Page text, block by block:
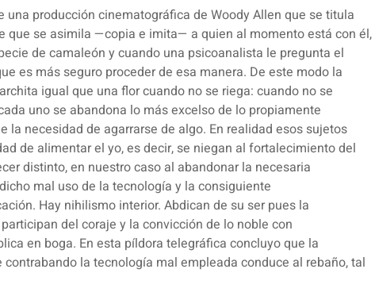
una producción cinematográfica de Woody Allen que se titula
que se asimila —copia e imita— a quien al momento está con él,
de camaleón y cuando una psicoanalista le pregunta el
es más seguro proceder de esa manera. De este modo la
igual que una flor cuando no se riega: cuando no se
uno se abandona lo más excelso de lo propiamente
la necesidad de agarrarse de algo. En realidad esos sujetos
de alimentar el yo, es decir, se niegan al fortalecimiento del
distinto, en nuestro caso al abandonar la necesaria
mal uso de la tecnología y la consiguiente
Hay nihilismo interior. Abdican de su ser pues la
del coraje y la convicción de lo noble con
en boga. En esta píldora telegráfica concluyo que la
la tecnología mal empleada conduce al rebaño, tal